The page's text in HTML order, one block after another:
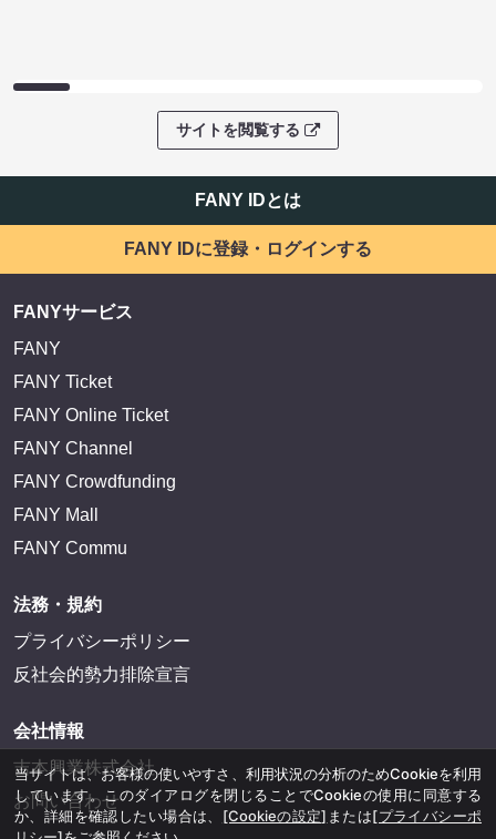
サイトを閲覧する
FANY IDとは
FANY IDに登録・ログインする
FANYサービス
FANY
FANY Ticket
FANY Online Ticket
FANY Channel
FANY Crowdfunding
FANY Mall
FANY Commu
法務・規約
プライバシーポリシー
反社会的勢力排除宣言
会社情報
吉本興業株式会社
お問い合わせ
当サイトは、お客様の使いやすさ、利用状況の分析のためCookieを利用
しています。このダイアログを閉じることでCookieの使用に同意する
か、詳細を確認したい場合は、 [Cookieの設定] または[プライバシーポ